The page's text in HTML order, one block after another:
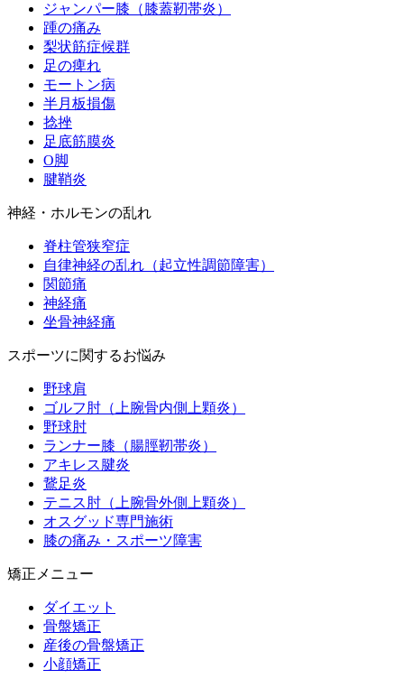
ジャンパー膝（膝蓋靭帯炎）
踵の痛み
梨状筋症候群
足の痺れ
モートン病
半月板損傷
捻挫
足底筋膜炎
O脚
腱鞘炎
神経・ホルモンの乱れ
脊柱管狭窄症
自律神経の乱れ（起立性調節障害）
関節痛
神経痛
坐骨神経痛
スポーツに関するお悩み
野球肩
ゴルフ肘（上腕骨内側上顆炎）
野球肘
ランナー膝（腸脛靭帯炎）
アキレス腱炎
鵞足炎
テニス肘（上腕骨外側上顆炎）
オスグッド専門施術
膝の痛み・スポーツ障害
矯正メニュー
ダイエット
骨盤矯正
産後の骨盤矯正
小顔矯正